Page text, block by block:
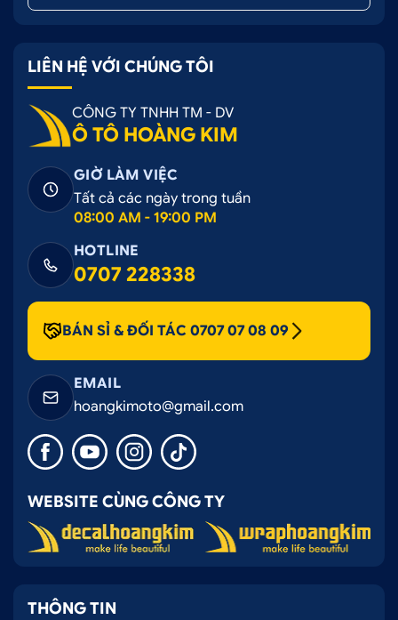
LIÊN HỆ VỚI CHÚNG TÔI
CÔNG TY TNHH TM - DV
Ô TÔ HOÀNG KIM
GIỜ LÀM VIỆC
Tất cả các ngày trong tuần
08:00 AM - 19:00 PM
HOTLINE
0707 228338
BÁN SỈ & ĐỐI TÁC 0707 07 08 09
EMAIL
hoangkimoto@gmail.com
WEBSITE CÙNG CÔNG TY
THÔNG TIN